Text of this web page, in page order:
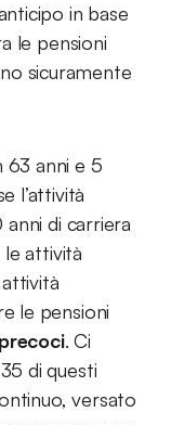
in base
le pensioni
sicuramente
63 anni e 5
l’attività
di carriera
attività
le pensioni
. Ci
di questi
versato